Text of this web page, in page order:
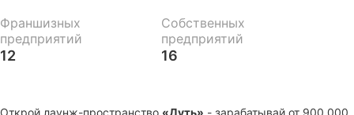
Франшизных
предприятий
12
Собственных
предприятий
16